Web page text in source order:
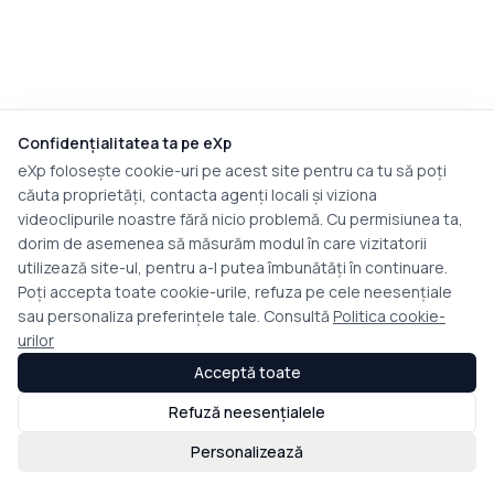
Confidențialitatea ta pe eXp
eXp folosește cookie-uri pe acest site pentru ca tu să poți
căuta proprietăți, contacta agenți locali și viziona
videoclipurile noastre fără nicio problemă. Cu permisiunea ta,
dorim de asemenea să măsurăm modul în care vizitatorii
utilizează site-ul, pentru a-l putea îmbunătăți în continuare.
Poți accepta toate cookie-urile, refuza pe cele neesențiale
sau personaliza preferințele tale. Consultă Politica cookie-
urilor
Personalizează
Refuză neesențialele
Acceptă toate